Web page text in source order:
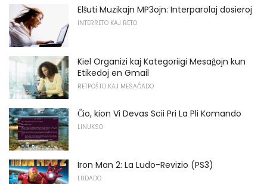
Elŝuti Muzikajn MP3ojn: Interparolaj dosieroj
INTERRETO KAJ RETO
Kiel Organizi kaj Kategoriigi Mesaĝojn kun
Etikedoj en Gmail
RETPOŜTO KAJ MESAĜADO
Ĉio, kion Vi Devas Scii Pri La Pli Komando
LINUKSO
Iron Man 2: La Ludo-Revizio (PS3)
LUDADO